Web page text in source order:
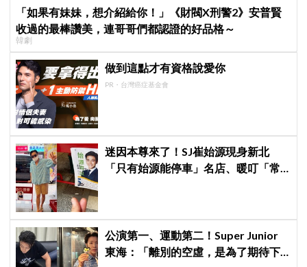
「如果有妹妹，想介紹給你！」《財閥X刑警2》安普賢
收過的最棒讚美，連哥哥們都認證的好品格～
韓劇
做到這點才有資格說愛你
PR・台灣癌症基金會
迷因本尊來了！SJ崔始源現身新北
「只有始源能停車」名店、暖叮「常
公演第一、運動第二！Super Junior
東海：「離別的空虛，是為了期待下